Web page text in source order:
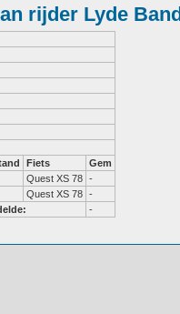
rijder Lyde
Fiets
Gem
Quest XS 78 -
Quest XS 78 -
-